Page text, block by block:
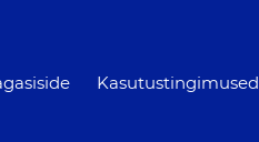
Kasutustingimused